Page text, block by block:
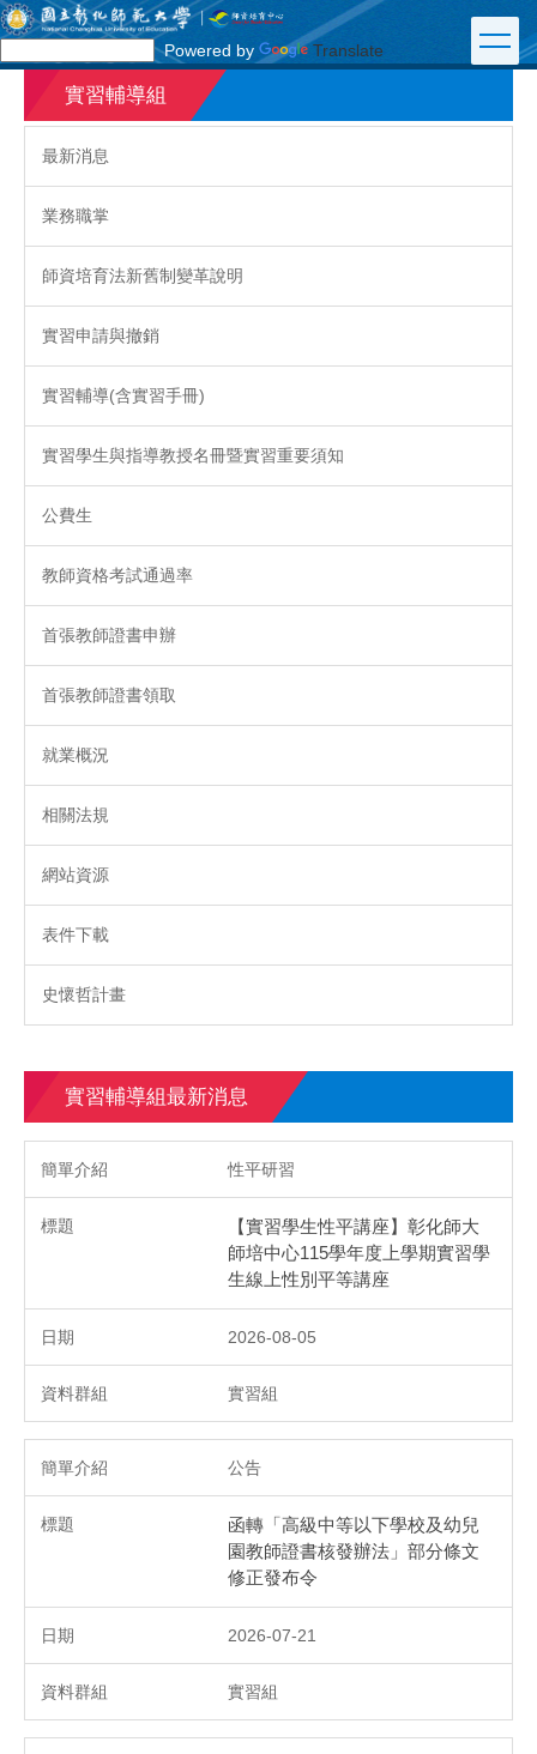
跳
到
主
內
Powered by Translate
實習輔導組
最新消息
業務職掌
師資培育法新舊制變革說明
實習申請與撤銷
實習輔導(含實習手冊)
實習學生與指導教授名冊暨實習重要須知
公費生
教師資格考試通過率
首張教師證書申辦
首張教師證書領取
就業概況
相關法規
網站資源
表件下載
史懷哲計畫
實習輔導組最新消息
性平研習
【實習學生性平講座】彰化師大
師培中心115學年度上學期實習學
生線上性別平等講座
2026-08-05
實習組
公告
函轉「高級中等以下學校及幼兒
園教師證書核發辦法」部分條文
修正發布令
2026-07-21
實習組